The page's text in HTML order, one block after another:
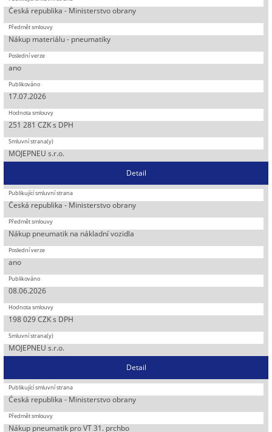
Česká republika - Ministerstvo obrany
Nákup materiálu - pneumatiky
ano
17.07.2026
251 281 CZK s DPH
MOJEPNEU s.r.o.
Detail
Česká republika - Ministerstvo obrany
Nákup pneumatik na nákladní vozidla
ano
08.06.2026
198 029 CZK s DPH
MOJEPNEU s.r.o.
Detail
Česká republika - Ministerstvo obrany
Nákup pneumatik pro VT 31. prchbo